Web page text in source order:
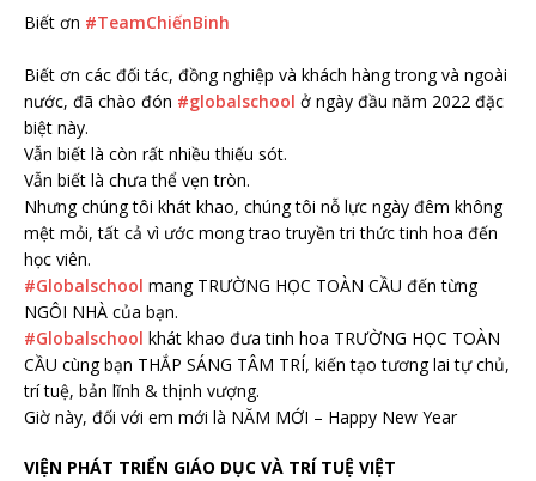
Biết ơn #TeamChiếnBinh
Biết ơn các đối tác, đồng nghiệp và khách hàng trong và ngoài
nước, đã chào đón #globalschool ở ngày đầu năm 2022 đặc
biệt này.
Vẫn biết là còn rất nhiều thiếu sót.
Vẫn biết là chưa thể vẹn tròn.
Nhưng chúng tôi khát khao, chúng tôi nỗ lực ngày đêm không
mệt mỏi, tất cả vì ước mong trao truyền tri thức tinh hoa đến
học viên.
#Globalschool mang TRƯỜNG HỌC TOÀN CẦU đến từng
NGÔI NHÀ của bạn.
#Globalschool khát khao đưa tinh hoa TRƯỜNG HỌC TOÀN
CẦU cùng bạn THẮP SÁNG TÂM TRÍ, kiến tạo tương lai tự chủ,
trí tuệ, bản lĩnh & thịnh vượng.
Giờ này, đối với em mới là NĂM MỚI – Happy New Year
VIỆN PHÁT TRIỂN GIÁO DỤC VÀ TRÍ TUỆ VIỆT